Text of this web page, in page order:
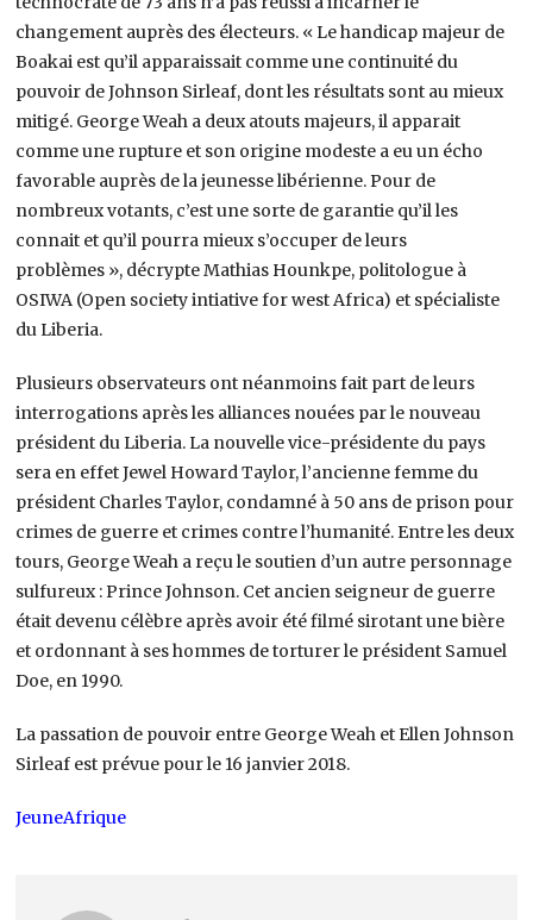
changement auprès des électeurs. « Le handicap majeur de
Boakai est qu’il apparaissait comme une continuité du
pouvoir de Johnson Sirleaf, dont les résultats sont au mieux
mitigé. George Weah a deux atouts majeurs, il apparait
comme une rupture et son origine modeste a eu un écho
favorable auprès de la jeunesse libérienne. Pour de
nombreux votants, c’est une sorte de garantie qu’il les
connait et qu’il pourra mieux s’occuper de leurs
problèmes », décrypte Mathias Hounkpe, politologue à
OSIWA (Open society intiative for west Africa) et spécialiste
du Liberia.
Plusieurs observateurs ont néanmoins fait part de leurs
interrogations après les alliances nouées par le nouveau
président du Liberia. La nouvelle vice-présidente du pays
sera en effet Jewel Howard Taylor, l’ancienne femme du
président Charles Taylor, condamné à 50 ans de prison pour
crimes de guerre et crimes contre l’humanité. Entre les deux
tours, George Weah a reçu le soutien d’un autre personnage
sulfureux : Prince Johnson. Cet ancien seigneur de guerre
était devenu célèbre après avoir été filmé sirotant une bière
et ordonnant à ses hommes de torturer le président Samuel
Doe, en 1990.
La passation de pouvoir entre George Weah et Ellen Johnson
Sirleaf est prévue pour le 16 janvier 2018.
JeuneAfrique